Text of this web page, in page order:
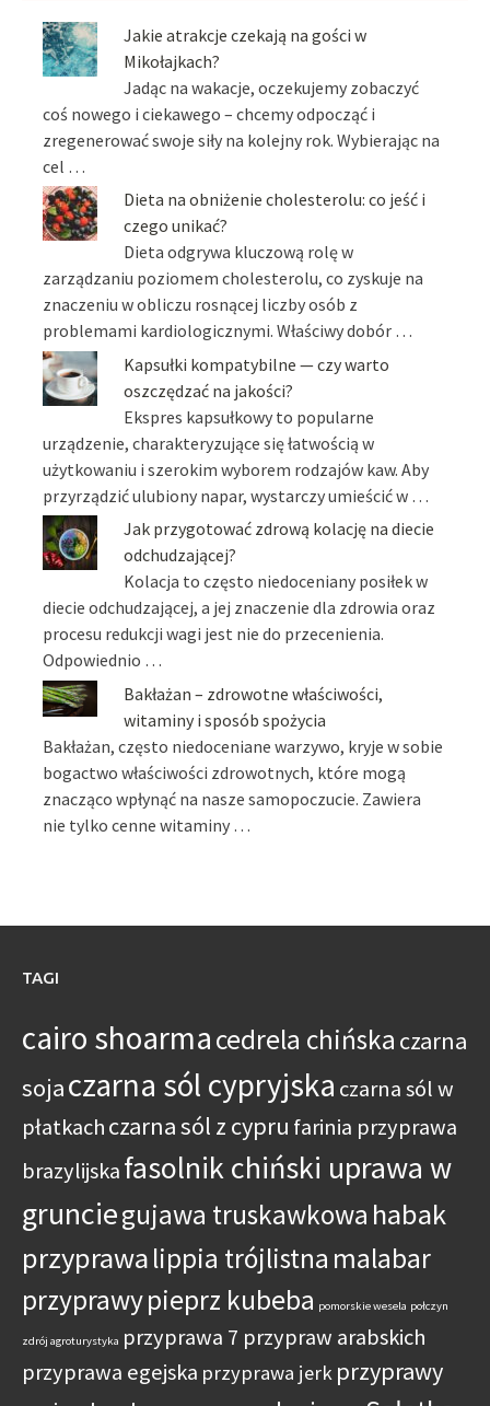
Jakie atrakcje czekają na gości w
Mikołajkach?
Jadąc na wakacje, oczekujemy zobaczyć
coś nowego i ciekawego – chcemy odpocząć i
zregenerować swoje siły na kolejny rok. Wybierając na
cel …
Dieta na obniżenie cholesterolu: co jeść i
czego unikać?
Dieta odgrywa kluczową rolę w
zarządzaniu poziomem cholesterolu, co zyskuje na
znaczeniu w obliczu rosnącej liczby osób z
problemami kardiologicznymi. Właściwy dobór …
Kapsułki kompatybilne — czy warto
oszczędzać na jakości?
Ekspres kapsułkowy to popularne
urządzenie, charakteryzujące się łatwością w
użytkowaniu i szerokim wyborem rodzajów kaw. Aby
przyrządzić ulubiony napar, wystarczy umieścić w …
Jak przygotować zdrową kolację na diecie
odchudzającej?
Kolacja to często niedoceniany posiłek w
diecie odchudzającej, a jej znaczenie dla zdrowia oraz
procesu redukcji wagi jest nie do przecenienia.
Odpowiednio …
Bakłażan – zdrowotne właściwości,
witaminy i sposób spożycia
Bakłażan, często niedoceniane warzywo, kryje w sobie
bogactwo właściwości zdrowotnych, które mogą
znacząco wpłynąć na nasze samopoczucie. Zawiera
nie tylko cenne witaminy …
TAGI
cairo shoarmacedrela chińska czarna
sojaczarna sól cypryjska czarna sól w
płatkachczarna sól z cypru farinia przyprawa
brazylijskafasolnik chiński uprawa w
grunciegujawa truskawkowa habak
przyprawalippia trójlistna malabar
przyprawypieprz kubeba pomorskie wesela połczyn
zdrój agroturystyka przyprawa 7 przypraw arabskich
przyprawa egejska przyprawa jerk przyprawy